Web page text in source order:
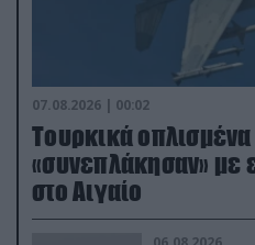
07.08.2026 | 00:02
Τουρκικά οπλισμένα
«συνεπλάκησαν» με
στο Αιγαίο